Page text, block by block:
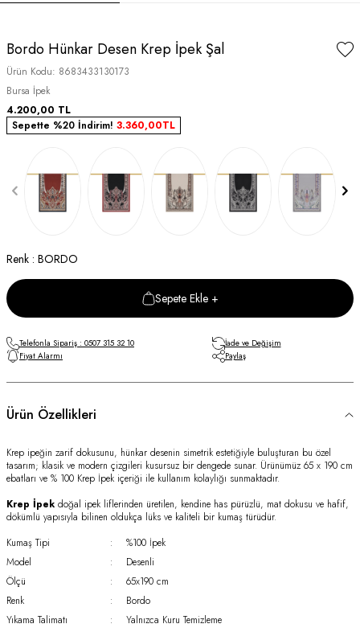
Bordo Hünkar Desen Krep İpek Şal
Ürün Kodu: 8683433130173
Bursa İpek
4.200,00 TL
Sepette %20 İndirim! 3.360,00TL
Renk : BORDO
Sepete Ekle +
Telefonla Sipariş : 0507 315 32 10
İade ve Değişim
Fiyat Alarmı
Paylaş
Ürün Özellikleri
Krep ipeğin zarif dokusunu, hünkar desenin simetrik estetiğiyle buluşturan bu özel
tasarım; klasik ve modern çizgileri kusursuz bir dengede sunar. Ürünümüz 65 x 190 cm
ebatları ve % 100 Krep İpek içeriği ile kullanım kolaylığı sunmaktadır.
Krep İpek doğal ipek liflerinden üretilen, kendine has pürüzlü, mat dokusu ve hafif,
dökümlü yapısıyla bilinen oldukça lüks ve kaliteli bir kumaş türüdür.
Kumaş Tipi
:
%100 İpek
Model
:
Desenli
Ölçü
:
65x190 cm
Renk
:
Bordo
Yıkama Talimatı
: Yalnızca Kuru Temizleme